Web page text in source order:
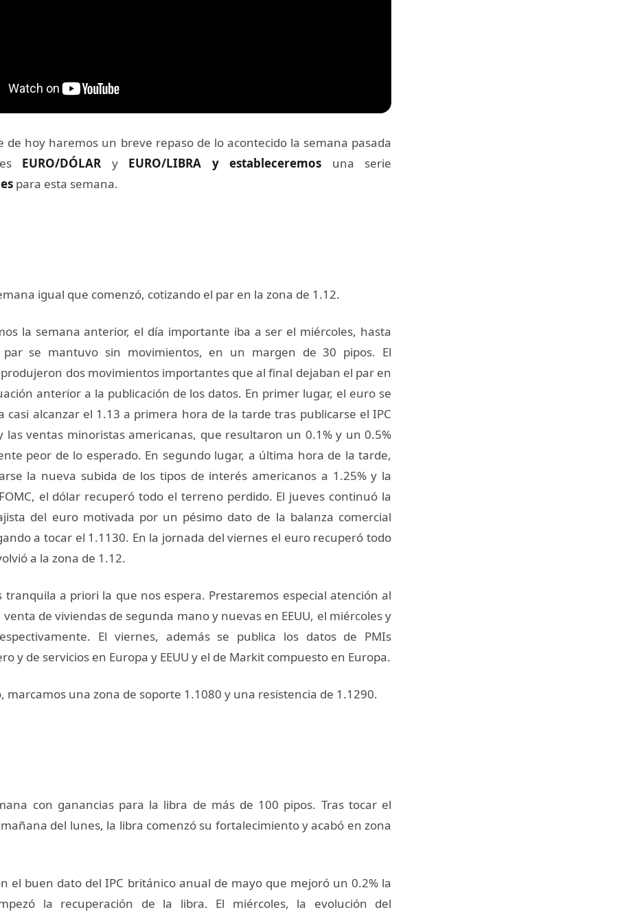
de hoy haremos un breve repaso de lo acontecido la semana pasada
EURO/DÓLAR yEURO/LIBRA y estableceremos una serie
para esta semana.
igual que comenzó, cotizando el par en la zona de 1.12.
la semana anterior, el día importante iba a ser el miércoles, hasta
par se mantuvo sin movimientos, en un margen de 30 pipos. El
dos movimientos importantes que al final dejaban el par en
anterior a la publicación de los datos. En primer lugar, el euro se
casi alcanzar el 1.13 a primera hora de la tarde tras publicarse el IPC
las ventas minoristas americanas, que resultaron un 0.1% y un 0.5%
peor de lo esperado. En segundo lugar, a última hora de la tarde,
la nueva subida de los tipos de interés americanos a 1.25% y la
el dólar recuperó todo el terreno perdido. El jueves continuó la
del euro motivada por un pésimo dato de la balanza comercial
a tocar el 1.1130. En la jornada del viernes el euro recuperó todo
a la zona de 1.12.
tranquila a priori la que nos espera. Prestaremos especial atención al
de viviendas de segunda mano y nuevas en EEUU, el miércoles y
El viernes, además se publica los datos de PMIs
y de servicios en Europa y EEUU y el de Markit compuesto en Europa.
marcamos una zona de soporte 1.1080 y una resistencia de 1.1290.
con ganancias para la libra de más de 100 pipos. Tras tocar el
del lunes, la libra comenzó su fortalecimiento y acabó en zona
el buen dato del IPC británico anual de mayo que mejoró un 0.2% la
la recuperación de la libra. El miércoles, la evolución del